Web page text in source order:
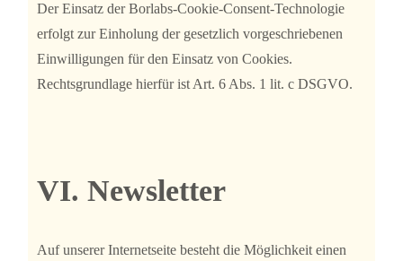
Der Einsatz der Borlabs-Cookie-Consent-Technologie
erfolgt zur Einholung der gesetzlich vorgeschriebenen
Einwilligungen für den Einsatz von Cookies.
Rechtsgrundlage hierfür ist Art. 6 Abs. 1 lit. c DSGVO.
VI. Newsletter
Auf unserer Internetseite besteht die Möglichkeit einen